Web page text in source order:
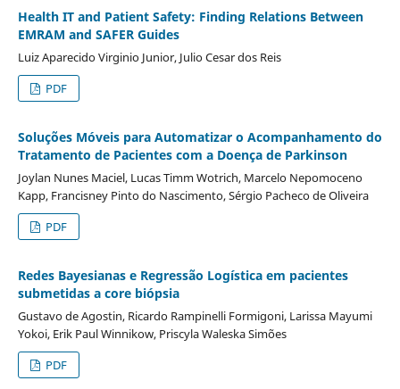
Health IT and Patient Safety: Finding Relations Between
EMRAM and SAFER Guides
Luiz Aparecido Virginio Junior, Julio Cesar dos Reis
PDF
Soluções Móveis para Automatizar o Acompanhamento do
Tratamento de Pacientes com a Doença de Parkinson
Joylan Nunes Maciel, Lucas Timm Wotrich, Marcelo Nepomoceno
Kapp, Francisney Pinto do Nascimento, Sérgio Pacheco de Oliveira
PDF
Redes Bayesianas e Regressão Logística em pacientes
submetidas a core biópsia
Gustavo de Agostin, Ricardo Rampinelli Formigoni, Larissa Mayumi
Yokoi, Erik Paul Winnikow, Priscyla Waleska Simões
PDF